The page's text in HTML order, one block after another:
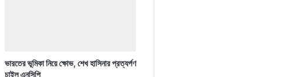
ভারতের ভূমিকা নিয়ে ক্ষোভ, শেখ হাসিনার প্রত্যর্পণ
চাইল এনসিপি